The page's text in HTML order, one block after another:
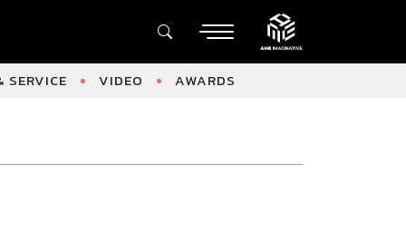
SERVICE VIDEO AWARDS